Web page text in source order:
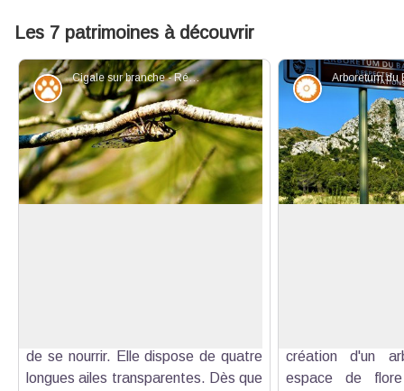
Les 7 patrimoines à découvrir
Cigale sur branche - Rémi Sérange_PNRA
Faune
de se nourrir. Elle dispose de quatre
longues ailes transparentes. Dès que
Flore
création d'un
espace de flore